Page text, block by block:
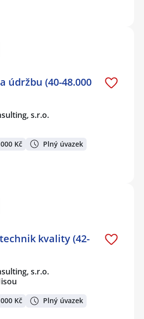
údržbu (40-48.000
s.r.o.
Kč Plný úvazek
kvality (42-
s.r.o.
Kč Plný úvazek